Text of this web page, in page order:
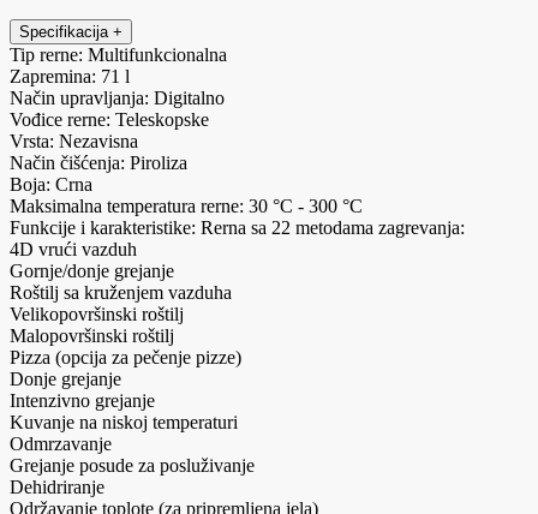
Specifikacija +
Tip rerne: Multifunkcionalna
Zapremina: 71 l
Način upravljanja: Digitalno
Vođice rerne: Teleskopske
Vrsta: Nezavisna
Način čišćenja: Piroliza
Boja: Crna
Maksimalna temperatura rerne: 30 °C - 300 °C
Funkcije i karakteristike: Rerna sa 22 metodama zagrevanja:
4D vrući vazduh
Gornje/donje grejanje
Roštilj sa kruženjem vazduha
Velikopovršinski roštilj
Malopovršinski roštilj
Pizza (opcija za pečenje pizze)
Donje grejanje
Intenzivno grejanje
Kuvanje na niskoj temperaturi
Odmrzavanje
Grejanje posude za posluživanje
Dehidriranje
Održavanje toplote (za pripremljena jela)